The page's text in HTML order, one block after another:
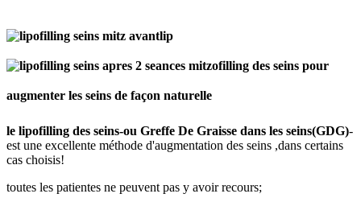
lip
ofilling des seins pour
augmenter les seins de façon naturelle
le lipofilling des seins-ou Greffe De Graisse dans les seins(GDG)-
est une excellente méthode d'augmentation des seins ,dans certains
cas choisis!
toutes les patientes ne peuvent pas y avoir recours;